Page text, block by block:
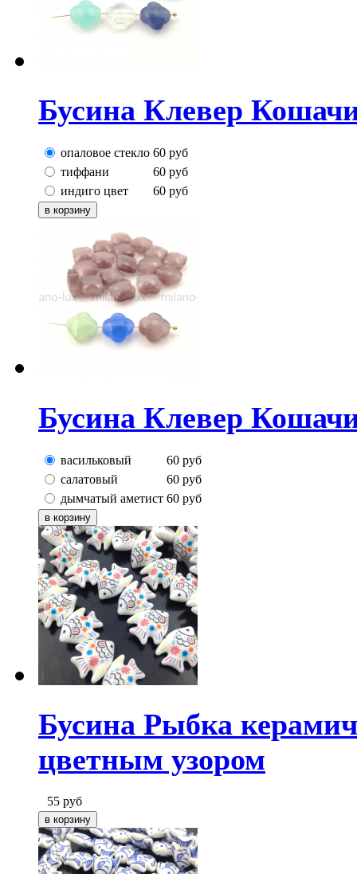
Бусина Клевер
опаловое стекло 60 руб
тиффани
60 руб
индиго цвет
60 руб
Бусина Клевер
васильковый 60 руб
салатовый
60 руб
дымчатый аметист 60 руб
Бусина Рыбка
цветным узором
55 руб